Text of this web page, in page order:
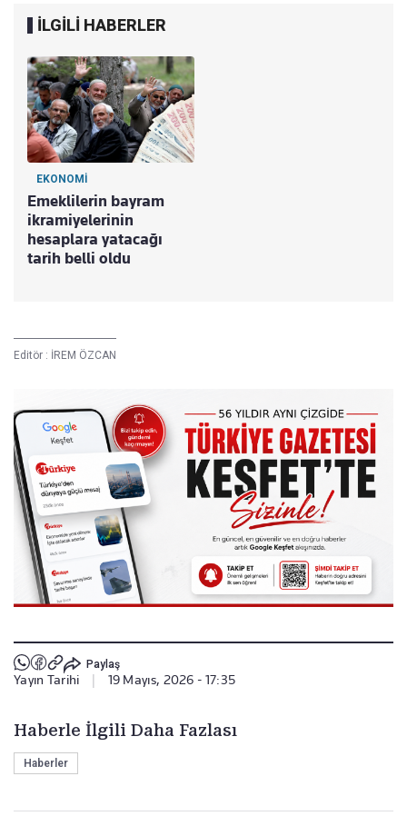
İLGİLİ HABERLER
EKONOMİ
Emeklilerin bayram
ikramiyelerinin
hesaplara yatacağı
tarih belli oldu
Editör : İREM ÖZCAN
Paylaş
Yayın Tarihi 19 Mayıs, 2026 - 17:35
Haberle İlgili Daha Fazlası
Haberler